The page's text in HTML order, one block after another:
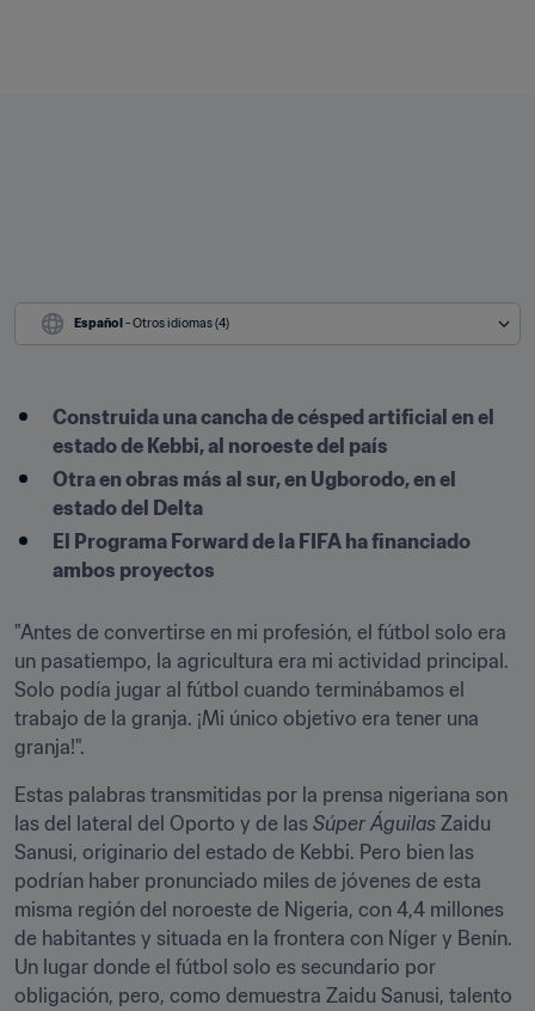
Español - Otros idiomas (4)
Construida una cancha de césped artificial en el
estado de Kebbi, al noroeste del país
Otra en obras más al sur, en Ugborodo, en el
estado del Delta
El Programa Forward de la FIFA ha financiado
ambos proyectos
"Antes de convertirse en mi profesión, el fútbol solo era
un pasatiempo, la agricultura era mi actividad principal.
Solo podía jugar al fútbol cuando terminábamos el
trabajo de la granja. ¡Mi único objetivo era tener una
granja!".
Estas palabras transmitidas por la prensa nigeriana son
las del lateral del Oporto y de las Súper Águilas Zaidu
Sanusi, originario del estado de Kebbi. Pero bien las
podrían haber pronunciado miles de jóvenes de esta
misma región del noroeste de Nigeria, con 4,4 millones
de habitantes y situada en la frontera con Níger y Benín.
Un lugar donde el fútbol solo es secundario por
obligación, pero, como demuestra Zaidu Sanusi, talento